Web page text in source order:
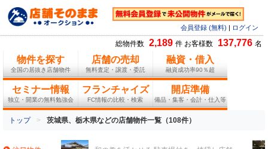
会員登録 (無料) ログイン
総物件数 2,189 件 お客様数 137,776 名
物件を探す
全国の居抜き店舗物件
店舗の売却
無料査定・譲渡・委託
融資・借入
融資成功率90％超
セミナー情報
独立・開業の無料勉強会
フランチャイズ
FC情報の比較・検索
開店準備
備品・集客・会計・仕入等
トップ 茨城県、栃木県などの店舗物件一覧（108件）